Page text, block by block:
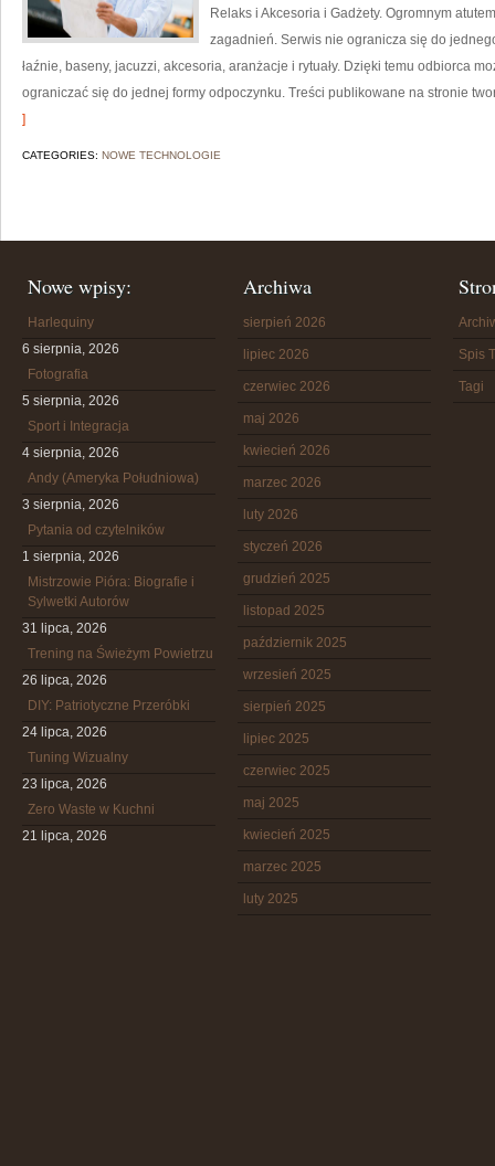
Relaks i Akcesoria i Gadżety. Ogromnym
zagadnień. Serwis nie ogranicza się do
łaźnie, baseny, jacuzzi, akcesoria, aranżacje i rytuały. Dzięki temu odbiorca
ograniczać się do jednej formy odpoczynku. Treści publikowane na stronie
]
CATEGORIES: NOWE TECHNOLOGIE
Nowe wpisy:
Harlequiny
6 sierpnia, 2026
Fotografia
5 sierpnia, 2026
Sport i Integracja
4 sierpnia, 2026
Andy (Ameryka Południowa)
3 sierpnia, 2026
Pytania od czytelników
1 sierpnia, 2026
Mistrzowie Pióra: Biografie i
Sylwetki Autorów
31 lipca, 2026
Trening na Świeżym Powietrzu
26 lipca, 2026
DIY: Patriotyczne Przeróbki
24 lipca, 2026
Tuning Wizualny
23 lipca, 2026
Zero Waste w Kuchni
21 lipca, 2026
Archiwa
sierpień 2026
lipiec 2026
czerwiec 2026
maj 2026
kwiecień 2026
marzec 2026
luty 2026
styczeń 2026
grudzień 2025
listopad 2025
październik 2025
wrzesień 2025
sierpień 2025
lipiec 2025
czerwiec 2025
maj 2025
kwiecień 2025
marzec 2025
luty 2025
Spis
Tagi